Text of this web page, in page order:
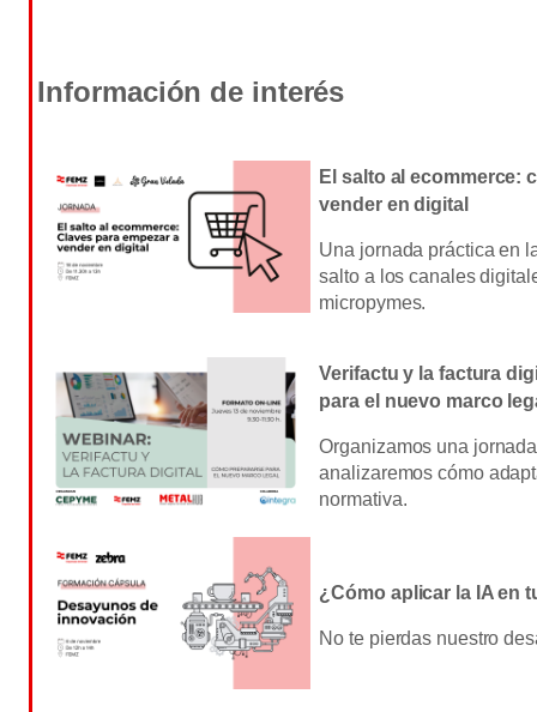
Información de interés
El salto al ecommerce:
vender en digital
Una jornada práctica en
salto a los canales
micropymes.
Verifactu y la factura
para el nuevo marco
Organizamos una
analizaremos cómo
normativa.
¿Cómo aplicar la IA en
No te pierdas nuestro